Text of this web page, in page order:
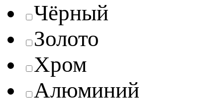
Чёрный
Золото
Хром
Алюминий